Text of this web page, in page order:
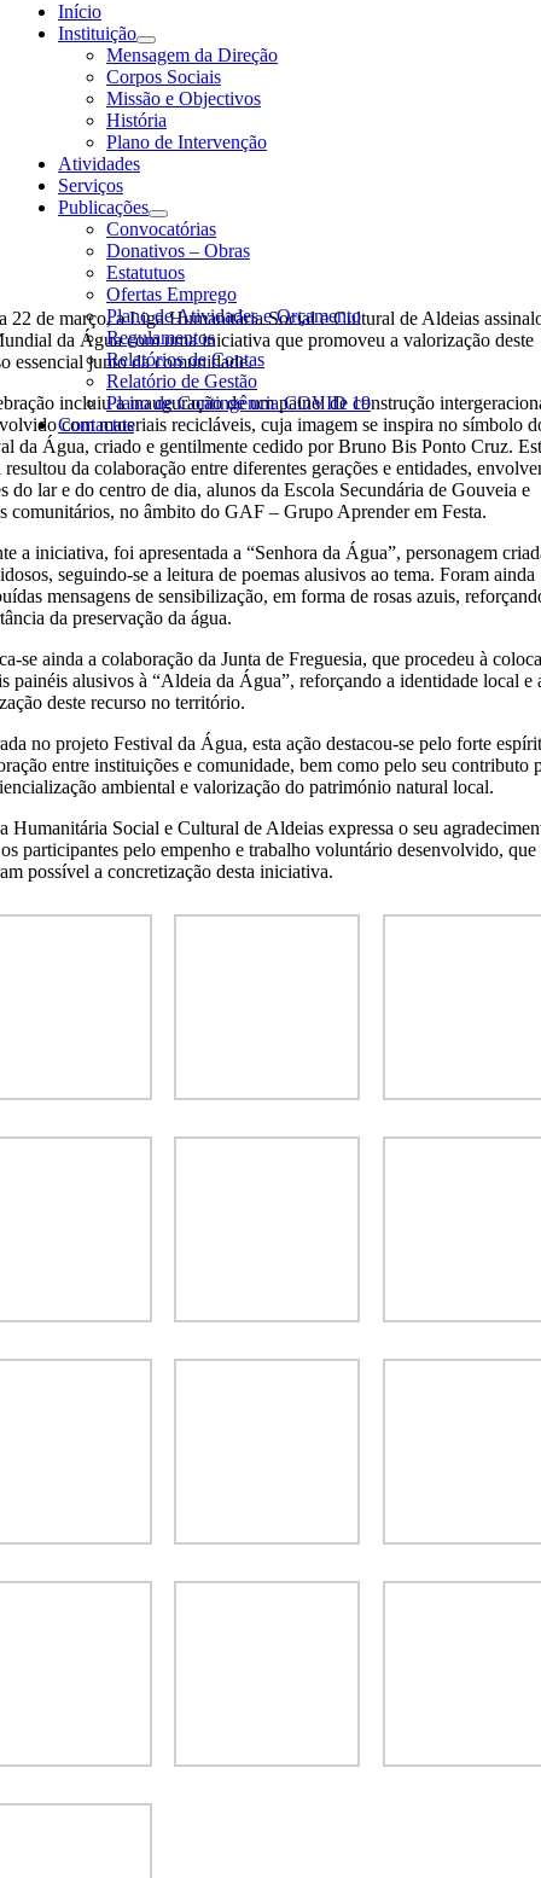
Início
Instituição
Mensagem da Direção
Corpos Sociais
Missão e Objectivos
História
Plano de Intervenção
Atividades
Serviços
Publicações
Convocatórias
Donativos – Obras
Estatutuos
Ofertas Emprego
Plano de Atividades e Orçamento
Regulamentos
Relatórios de Contas
Relatório de Gestão
Plano de Contingência COVID 19
Contactos
22 de março, a Liga Humanitária Social e Cultural de Aldeias
da Água com uma iniciativa que promoveu a valorização deste
essencial junto da comunidade.
incluiu a inauguração de um painel de construção
com materiais recicláveis, cuja imagem se inspira no símbolo
da Água, criado e gentilmente cedido por Bruno Bis Ponto Cruz.
resultou da colaboração entre diferentes gerações e entidades,
do lar e do centro de dia, alunos da Escola Secundária de Gouveia e
comunitários, no âmbito do GAF – Grupo Aprender em Festa.
a iniciativa, foi apresentada a “Senhora da Água”, personagem
seguindo-se a leitura de poemas alusivos ao tema. Foram ainda
mensagens de sensibilização, em forma de rosas azuis,
da preservação da água.
se ainda a colaboração da Junta de Freguesia, que procedeu à
painéis alusivos à “Aldeia da Água”, reforçando a identidade local e
deste recurso no território.
no projeto Festival da Água, esta ação destacou-se pelo forte
entre instituições e comunidade, bem como pelo seu contributo
ambiental e valorização do património natural local.
Humanitária Social e Cultural de Aldeias expressa o seu
participantes pelo empenho e trabalho voluntário desenvolvido, que
possível a concretização desta iniciativa.